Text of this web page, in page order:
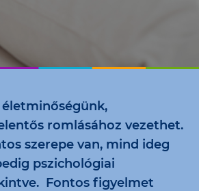
életminőségünk,
romlásához vezethet.
szerepe van, mind ideg
pszichológiai
Fontos figyelmet